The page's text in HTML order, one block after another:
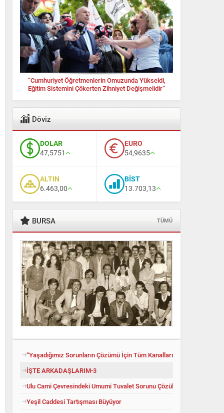
“Cumhuriyet Öğretmenlerin Omuzunda Yükseldi,
Eğitim Sistemini Çökerten Zihniyet Değişmelidir”
Döviz
DOLAR
47,5751
EURO
54,9635
ALTIN
6.463,00
BİST
13.703,13
BURSA TÜMÜ
“Yaşadığımız Sorunların Çözümü İçin Tüm Kanalları Denedik”
İŞTE ARKADAŞLARIM-3
Ulu Cami Çevresindeki Umumi Tuvalet Sorunu Çözüldü
Yeşil Caddesi Tartışması Büyüyor